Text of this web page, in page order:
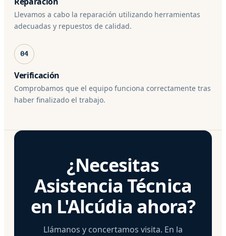
Llevamos a cabo la reparación utilizando herramientas
adecuadas y repuestos de calidad.
04
Verificación
Comprobamos que el equipo funciona correctamente tras
haber finalizado el trabajo.
¿Necesitas
Asistencia Técnica
en L'Alcúdia ahora?
Llámanos y concertamos visita. En la